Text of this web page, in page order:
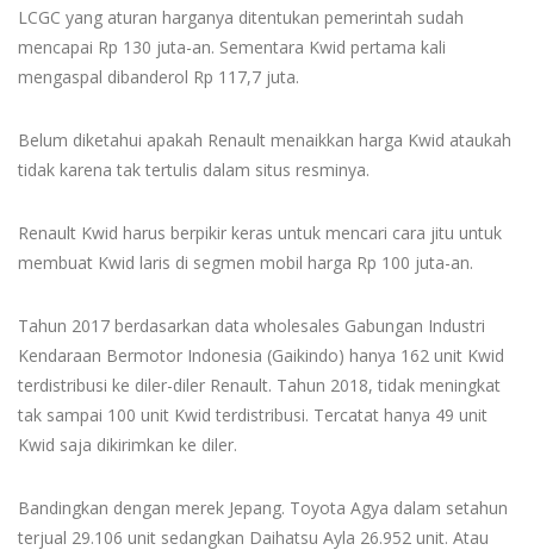
LCGC yang aturan harganya ditentukan pemerintah sudah
mencapai Rp 130 juta-an. Sementara Kwid pertama kali
mengaspal dibanderol Rp 117,7 juta.
Belum diketahui apakah Renault menaikkan harga Kwid ataukah
tidak karena tak tertulis dalam situs resminya.
Renault Kwid harus berpikir keras untuk mencari cara jitu untuk
membuat Kwid laris di segmen mobil harga Rp 100 juta-an.
Tahun 2017 berdasarkan data wholesales Gabungan Industri
Kendaraan Bermotor Indonesia (Gaikindo) hanya 162 unit Kwid
terdistribusi ke diler-diler Renault. Tahun 2018, tidak meningkat
tak sampai 100 unit Kwid terdistribusi. Tercatat hanya 49 unit
Kwid saja dikirimkan ke diler.
Bandingkan dengan merek Jepang. Toyota Agya dalam setahun
terjual 29.106 unit sedangkan Daihatsu Ayla 26.952 unit. Atau